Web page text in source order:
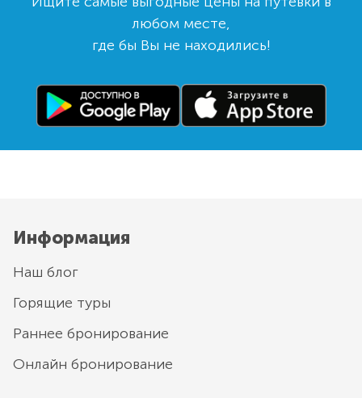
любом месте,
где бы Вы не находились!
Информация
Наш блог
Горящие туры
Раннее бронирование
Онлайн бронирование